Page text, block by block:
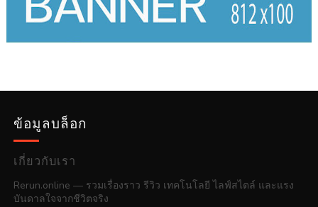
ข้อมูลบล็อก
เกี่ยวกับเรา
Rerun.online — รวมเรื่องราว รีวิว เทคโนโลยี ไลฟ์สไตล์ และแรง
บันดาลใจจากชีวิตจริง